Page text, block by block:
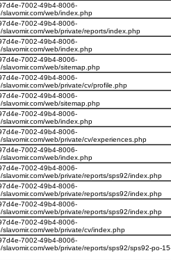
7002-49b4-8006-
web/index.php
7002-49b4-8006-
web/private/reports/index.php
7002-49b4-8006-
web/index.php
7002-49b4-8006-
web/sitemap.php
7002-49b4-8006-
web/private/cv/profile.php
7002-49b4-8006-
web/sitemap.php
7002-49b4-8006-
web/index.php
7002-49b4-8006-
web/private/cv/experiences.php
7002-49b4-8006-
web/index.php
7002-49b4-8006-
web/private/reports/sps92/index.php
7002-49b4-8006-
web/private/reports/sps92/index.php
7002-49b4-8006-
web/private/reports/sps92/index.php
7002-49b4-8006-
web/private/cv/index.php
7002-49b4-8006-
web/private/reports/sps92/sps92-po-